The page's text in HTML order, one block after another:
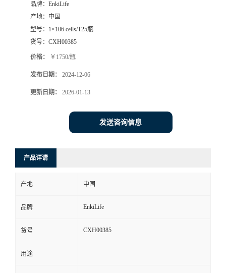
品牌： EnkiLife
产地： 中国
型号： 1×106 cells/T25瓶
货号： CXH00385
价格： ￥1750/瓶
发布日期： 2024-12-06
更新日期： 2026-01-13
发送咨询信息
产品详请
产地 中国
品牌 EnkiLife
货号 CXH00385
用途